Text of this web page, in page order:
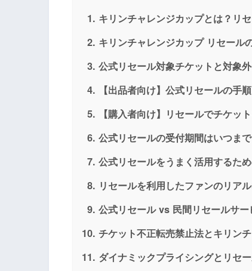
キリンチャレンジカップとは？リ
キリンチャレンジカップ リセール
公式リセール対象チケットと対象
【出品者向け】公式リセールの手
【購入者向け】リセールでチケッ
公式リセールの受付期間はいつま
公式リセールをうまく活用するた
リセールを利用したファンのリア
公式リセール vs 民間リセールサー
チケット不正転売禁止法とキリン
ダイナミックプライシングとリセ